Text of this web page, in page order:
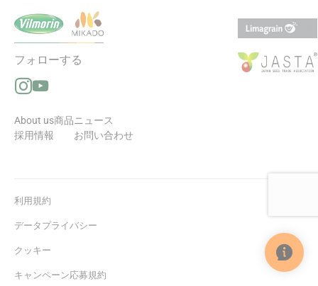
フォローする
Instagramでフォローする（新しいウィンドウで開きます
YouTubeでフォローする（新しいウィンドウで開きます
About us
採用情報
商品ニュース
お問い合わせ
利用規約
データプライバシー
クッキー
キャンペーン応募規約